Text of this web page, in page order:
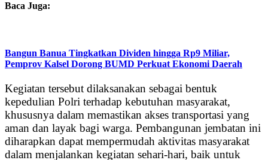
Baca Juga:
Bangun Banua Tingkatkan Dividen hingga Rp9 Miliar,
Pemprov Kalsel Dorong BUMD Perkuat Ekonomi Daerah
Kegiatan tersebut dilaksanakan sebagai bentuk
kepedulian Polri terhadap kebutuhan masyarakat,
khususnya dalam memastikan akses transportasi yang
aman dan layak bagi warga. Pembangunan jembatan ini
diharapkan dapat mempermudah aktivitas masyarakat
dalam menjalankan kegiatan sehari-hari, baik untuk